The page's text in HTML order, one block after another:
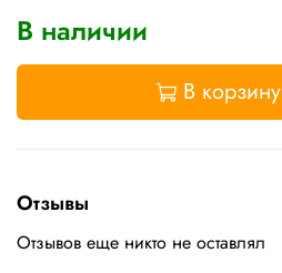
В наличии
В корзину
Отзывы
Отзывов еще никто не оставлял